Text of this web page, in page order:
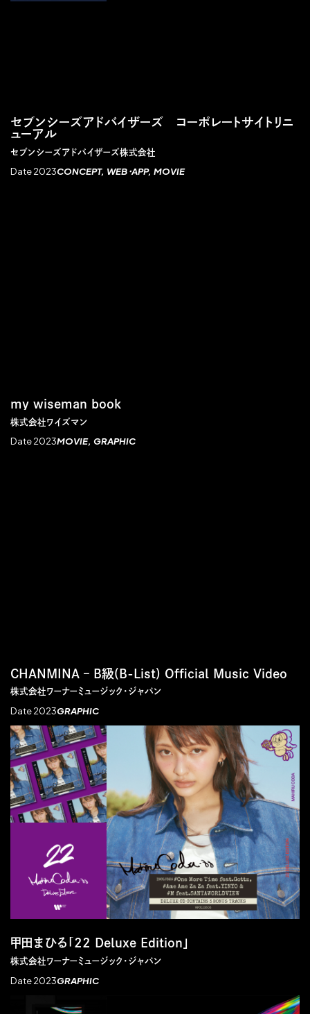
セブンシーズアドバイザーズ コーポレートサイトリニ
ューアル
セブンシーズアドバイザーズ株式会社
Date 2023CONCEPT WEB・APP MOVIE
my wiseman book
株式会社ワイズマン
Date 2023MOVIE GRAPHIC
CHANMINA – B級(B-List) Official Music Video
株式会社ワーナーミュージック・ジャパン
Date 2023GRAPHIC
甲田まひる「22 Deluxe Edition」
株式会社ワーナーミュージック・ジャパン
Date 2023GRAPHIC